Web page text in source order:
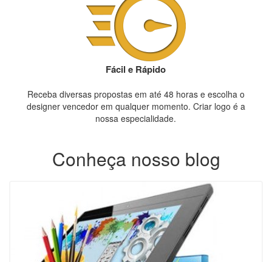
Fácil e Rápido
Receba diversas propostas em até 48 horas e escolha o
designer vencedor em qualquer momento. Criar logo é a
nossa especialidade.
Conheça nosso blog